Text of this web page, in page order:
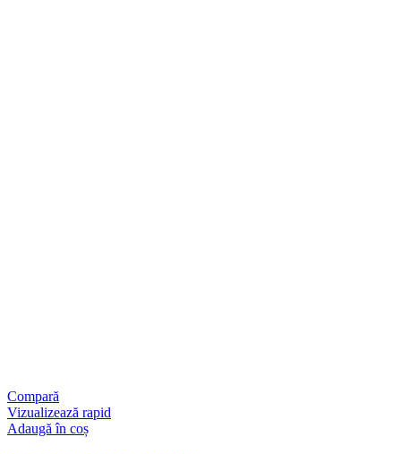
Compară
Vizualizează rapid
Adaugă în coș